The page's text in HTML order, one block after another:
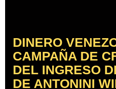
DINERO
CAMPAÑA DE
DEL INGRESO
DE ANTONINI